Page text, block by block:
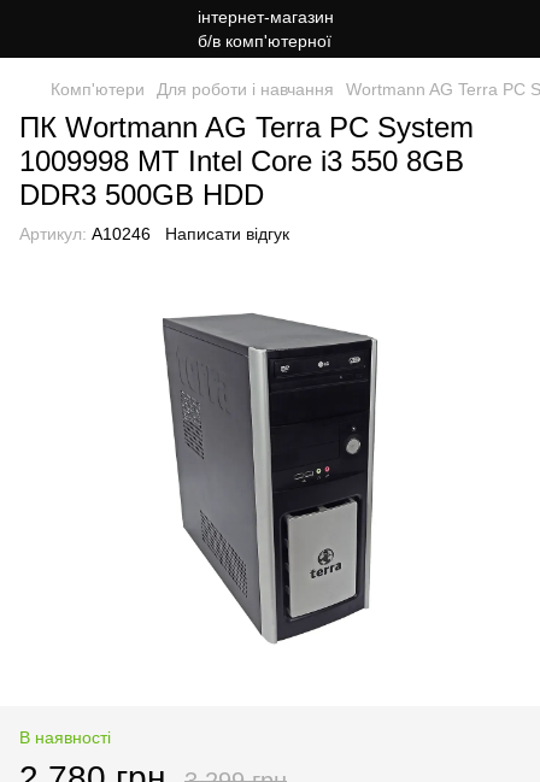
Комп'ютери Для роботи і навчання Wortmann AG Terra PC
ПК Wortmann AG Terra PC System
1009998 MT Intel Core i3 550 8GB
DDR3 500GB HDD
Артикул: A10246 Написати відгук
В наявності